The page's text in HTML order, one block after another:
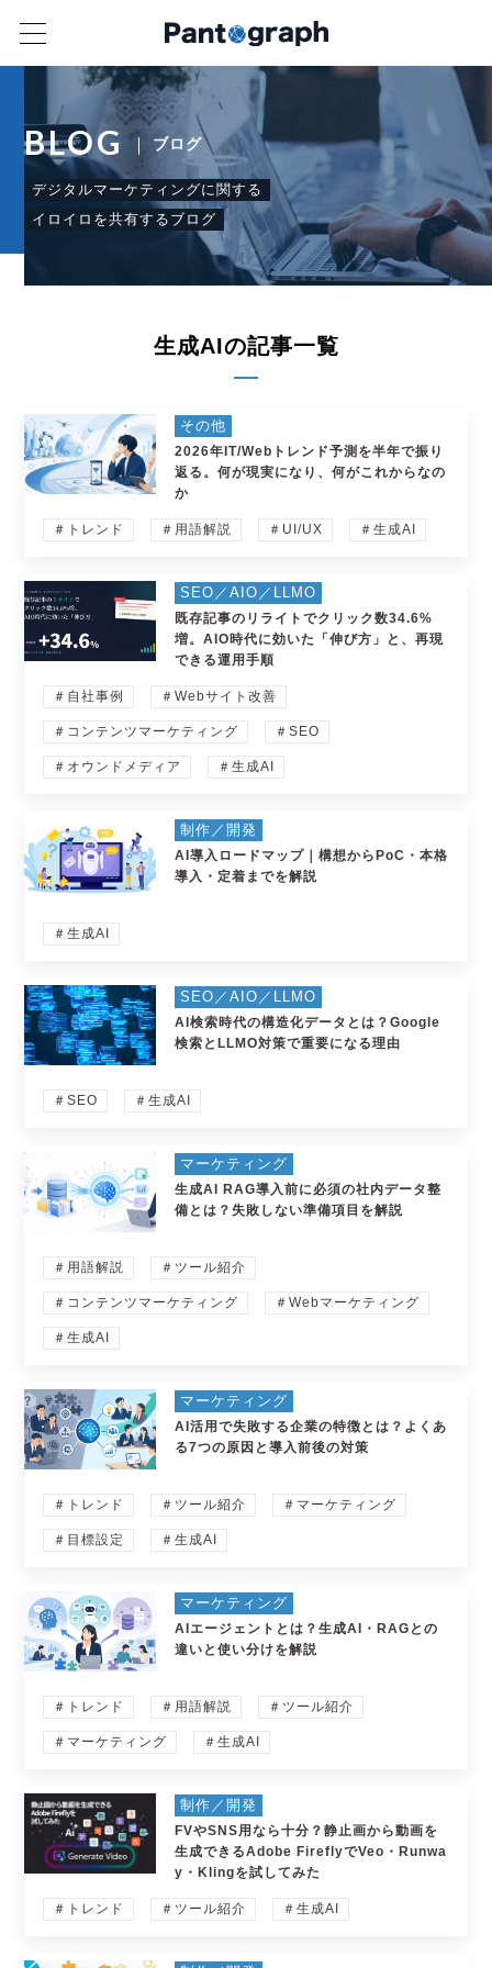
BLOG ブログ
デジタルマーケティングに関する
イロイロを共有するブログ
生成AIの記事一覧
その他
2026年IT/Webトレンド予測を半年で振り
返る。何が現実になり、何がこれからなの
か
＃トレンド ＃用語解説 ＃UI/UX ＃生成AI
SEO／AIO／LLMO
既存記事のリライトでクリック数34.6%
増。AIO時代に効いた「伸び方」と、再現
できる運用手順
＃自社事例 ＃Webサイト改善
＃コンテンツマーケティング ＃SEO
＃オウンドメディア ＃生成AI
制作／開発
AI導入ロードマップ｜構想からPoC・本格
導入・定着までを解説
＃生成AI
SEO／AIO／LLMO
AI検索時代の構造化データとは？Google
検索とLLMO対策で重要になる理由
＃SEO ＃生成AI
マーケティング
生成AI RAG導入前に必須の社内データ整
備とは？失敗しない準備項目を解説
＃用語解説 ＃ツール紹介
＃コンテンツマーケティング ＃Webマーケティング
＃生成AI
マーケティング
AI活用で失敗する企業の特徴とは？よくあ
る7つの原因と導入前後の対策
＃トレンド ＃ツール紹介 ＃マーケティング
＃目標設定 ＃生成AI
マーケティング
AIエージェントとは？生成AI・RAGとの
違いと使い分けを解説
＃トレンド ＃用語解説 ＃ツール紹介
＃マーケティング ＃生成AI
制作／開発
FVやSNS用なら十分？静止画から動画を
生成できるAdobe FireflyでVeo・Runwa
y・Klingを試してみた
＃トレンド ＃ツール紹介 ＃生成AI